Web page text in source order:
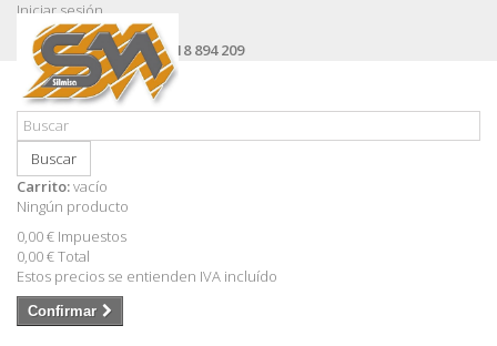
Iniciar sesión
Contacte con nosotros
Llámanos ahora:+34 618 894 209
Buscar
Carrito:vacío
Ningún producto
0,00 € Impuestos
0,00 €Total
Estos precios se entienden IVA incluído
Confirmar